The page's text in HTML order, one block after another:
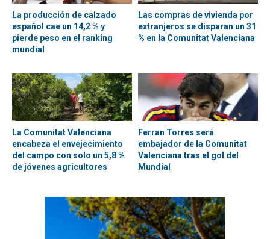
La producción de calzado
español cae un 14,2 % y
pierde peso en el ranking
mundial
Las compras de vivienda por
extranjeros se disparan un 31
% en la Comunitat Valenciana
La Comunitat Valenciana
encabeza el envejecimiento
del campo con solo un 5,8 %
de jóvenes agricultores
Ferran Torres será
embajador de la Comunitat
Valenciana tras el gol del
Mundial